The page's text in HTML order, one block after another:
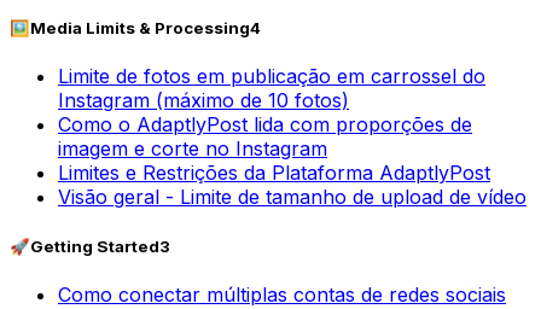
🖼️ Media Limits & Processing4
Limite de fotos em publicação em carrossel do
Instagram (máximo de 10 fotos)
Como o AdaptlyPost lida com proporções de
imagem e corte no Instagram
Limites e Restrições da Plataforma AdaptlyPost
Visão geral - Limite de tamanho de upload de vídeo
🚀Getting Started3
Como conectar múltiplas contas de redes sociais